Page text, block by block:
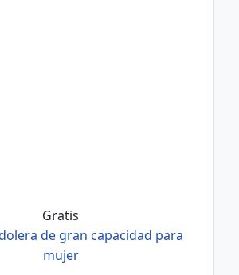
Gratis
de gran capacidad para
mujer